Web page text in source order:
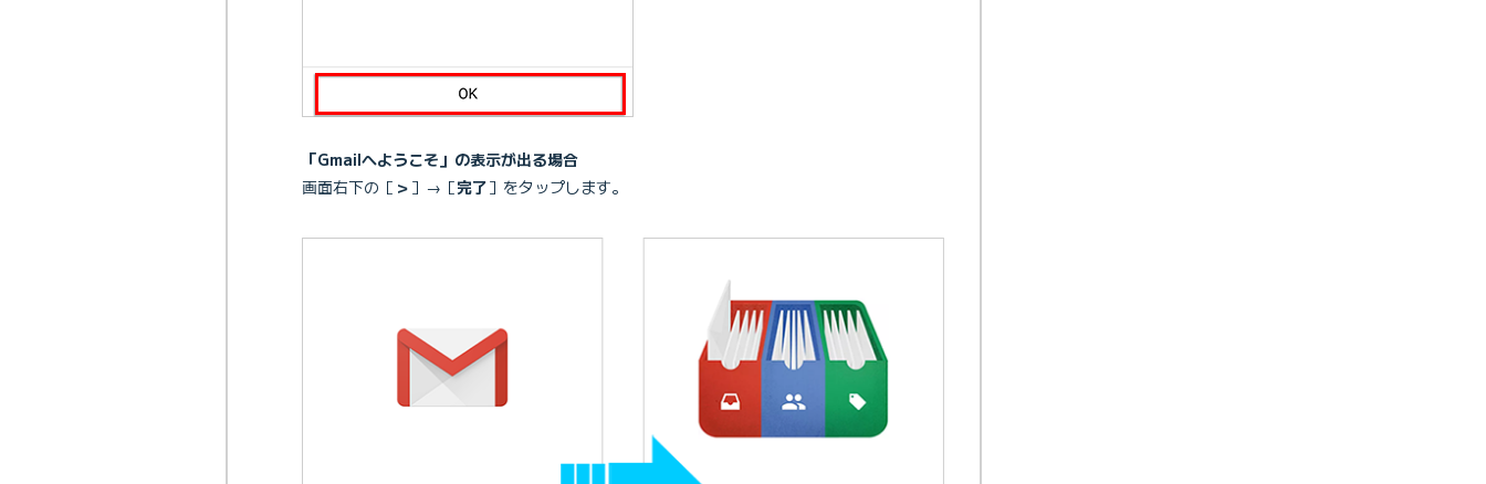
「Gmailへようこそ」の表示が出る場合
画面右下の［ ＞ ］→［完了］をタップします。